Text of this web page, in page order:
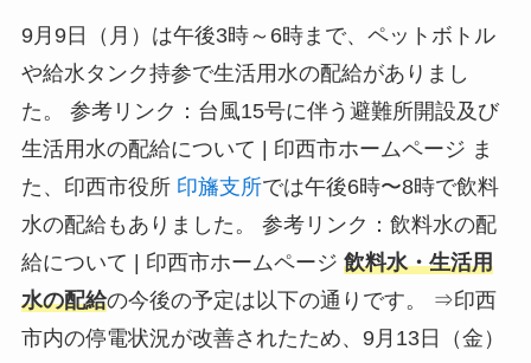
9月9日（月）は午後3時～6時まで、ペットボトル
や給水タンク持参で生活用水の配給がありまし
た。 参考リンク：台風15号に伴う避難所開設及び
生活用水の配給について | 印西市ホームページ ま
た、印西市役所 印旛支所では午後6時〜8時で飲料
水の配給もありました。 参考リンク：飲料水の配
給について | 印西市ホームページ 飲料水・生活用
水の配給の今後の予定は以下の通りです。
⇒印西
市内の停電状況が改善されたため、9月13日（金）